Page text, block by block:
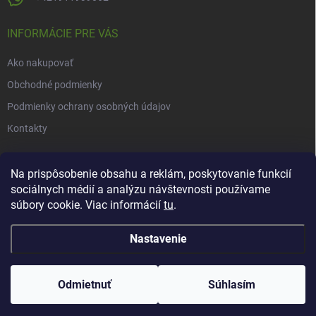
Na prispôsobenie obsahu a reklám, poskytovanie funkcií
sociálnych médií a analýzu návštevnosti používame
súbory cookie. Viac informácií tu.
Nastavenie
Odmietnuť Súhlasím
INFORMÁCIE PRE VÁS
Ako nakupovať
Obchodné podmienky
Podmienky ochrany osobných údajov
Kontakty
NOVINKY
Novinky v našom e-shope
Vytvoril Shoptet
Copyright 2026Herbarius. Všetky práva vyhradené.Upraviť nastavenie